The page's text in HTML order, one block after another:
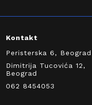
Kontakt
Peristerska 6, Beograd
Dimitrija Tucovića 12,
Beograd
062 8454053